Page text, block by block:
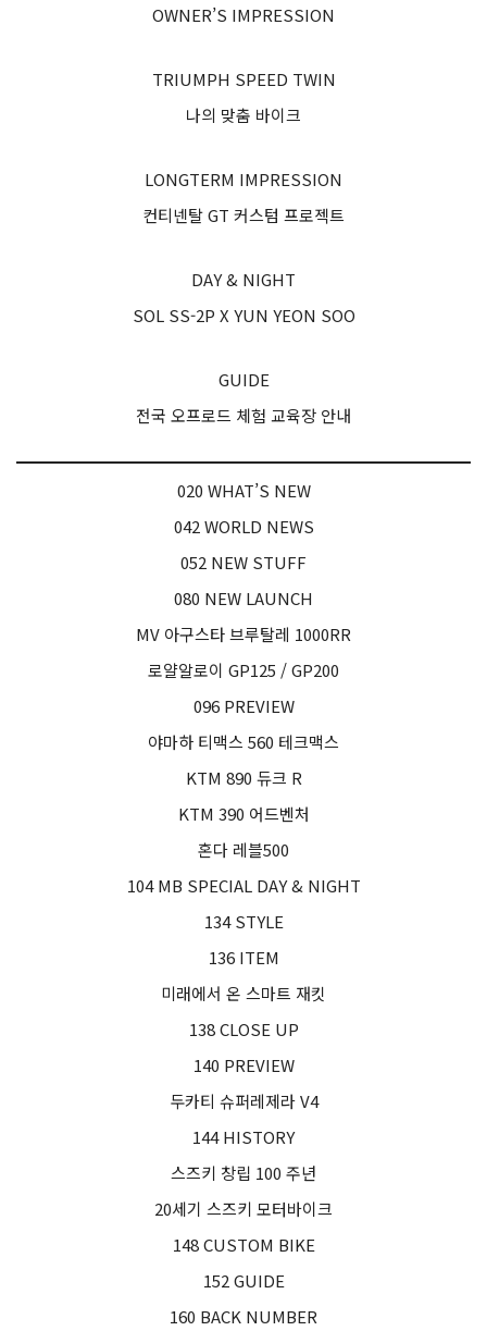
OWNER’S IMPRESSION
TRIUMPH SPEED TWIN
나의 맞춤 바이크
LONGTERM IMPRESSION
컨티넨탈 GT 커스텀 프로젝트
DAY & NIGHT
SOL SS-2P X YUN YEON SOO
GUIDE
전국 오프로드 체험 교육장 안내
020 WHAT’S NEW
042 WORLD NEWS
052 NEW STUFF
080 NEW LAUNCH
MV 아구스타 브루탈레 1000RR
로얄알로이 GP125 / GP200
096 PREVIEW
야마하 티맥스 560 테크맥스
KTM 890 듀크 R
KTM 390 어드벤처
혼다 레블500
104 MB SPECIAL DAY & NIGHT
134 STYLE
136 ITEM
미래에서 온 스마트 재킷
138 CLOSE UP
140 PREVIEW
두카티 슈퍼레제라 V4
144 HISTORY
스즈키 창립 100 주년
20세기 스즈키 모터바이크
148 CUSTOM BIKE
152 GUIDE
160 BACK NUMBER